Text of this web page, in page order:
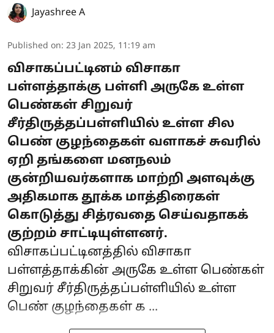
Jayashree A
Published on: 23 Jan 2025, 11:19 am
விசாகப்பட்டினம் விசாகா
பள்ளத்தாக்கு பள்ளி அருகே உள்ள
பெண்கள் சிறுவர்
சீர்திருத்தப்பள்ளியில் உள்ள சில
பெண் குழந்தைகள் வளாகச் சுவரில்
ஏறி தங்களை மனநலம்
குன்றியவர்களாக மாற்றி அளவுக்கு
அதிகமாக தூக்க மாத்திரைகள்
கொடுத்து சித்ரவதை செய்வதாகக்
குற்றம் சாட்டியுள்ளனர்.
விசாகப்பட்டினத்தில் விசாகா
பள்ளத்தாக்கின் அருகே உள்ள பெண்கள்
சிறுவர் சீர்திருத்தப்பள்ளியில் உள்ள
பெண் குழந்தைகள் க ...